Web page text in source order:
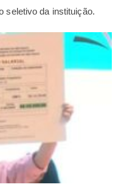
seletivo da instituição.